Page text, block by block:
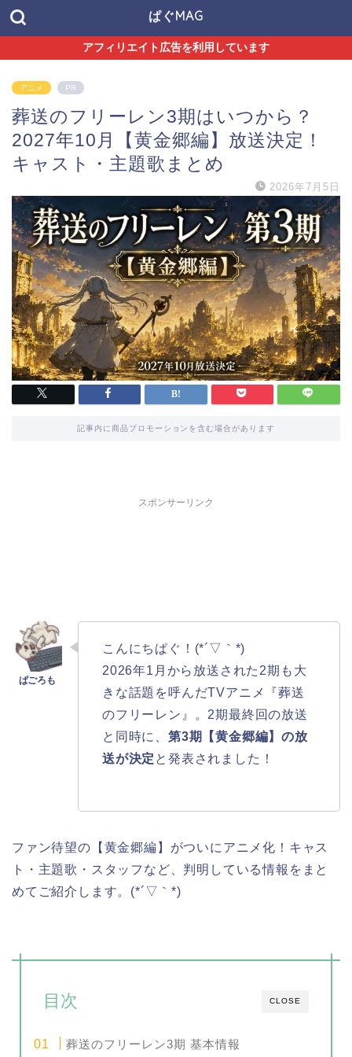
ぱぐMAG
アフィリエイト広告を利用しています
アニメ PR
葬送のフリーレン3期はいつから？
2027年10月【黄金郷編】放送決定！
キャスト・主題歌まとめ
2026年7月5日
記事内に商品プロモーションを含む場合があります
スポンサーリンク
こんにちぱぐ！(*´▽｀*)
2026年1月から放送された2期も大
きな話題を呼んだTVアニメ『葬送
のフリーレン』。2期最終回の放送
と同時に、 第3期【黄金郷編】の放
送が決定 と発表されました！
ファン待望の【黄金郷編】がついにアニメ化！キャス
ト・主題歌・スタッフなど、判明している情報をまと
めてご紹介します。(*´▽｀*)
CLOSE
目次
葬送のフリーレン3期 基本情報